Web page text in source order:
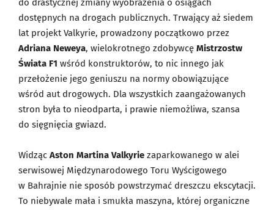
do drastycznej zmiany wyobrażenia o osiągach
dostępnych na drogach publicznych. Trwający aż siedem
lat projekt Valkyrie, prowadzony początkowo przez
Adriana Neweya, wielokrotnego zdobywcę Mistrzostw
Świata F1 wśród konstruktorów, to nic innego jak
przełożenie jego geniuszu na normy obowiązujące
wśród aut drogowych. Dla wszystkich zaangażowanych
stron była to nieodparta, i prawie niemożliwa, szansa
do sięgnięcia gwiazd.
Widząc Aston Martina Valkyrie zaparkowanego w alei
serwisowej Międzynarodowego Toru Wyścigowego
w Bahrajnie nie sposób powstrzymać dreszczu ekscytacji.
To niebywale mała i smukła maszyna, której organiczne